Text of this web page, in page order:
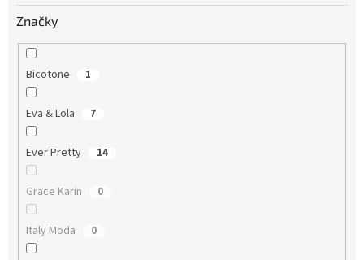
Značky
Bicotone 1
Eva & Lola 7
Ever Pretty 14
Grace Karin 0
Italy Moda 0